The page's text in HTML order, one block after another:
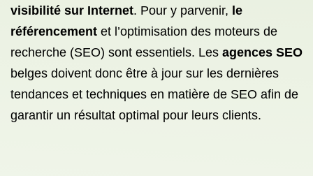
visibilité sur Internet. Pour y parvenir, le
référencement et l’optimisation des moteurs de
recherche (SEO) sont essentiels. Les agences SEO
belges doivent donc être à jour sur les dernières
tendances et techniques en matière de SEO afin de
garantir un résultat optimal pour leurs clients.